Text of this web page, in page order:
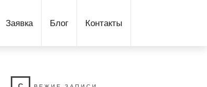
Заявка Блог Контакты